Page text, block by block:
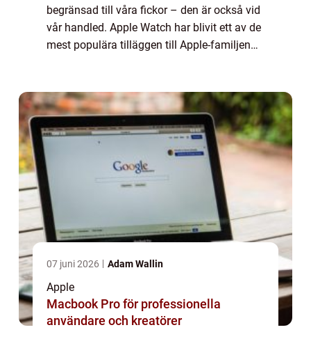
begränsad till våra fickor – den är också vid
vår handled. Apple Watch har blivit ett av de
mest populära tilläggen till Apple-familjen
07 juni 2026 Adam Wallin
Apple
Macbook Pro för professionella
användare och kreatörer